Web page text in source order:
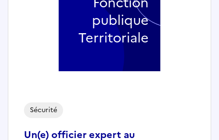
Un(e) officier expert au
Sécurité
publique
Territoriale